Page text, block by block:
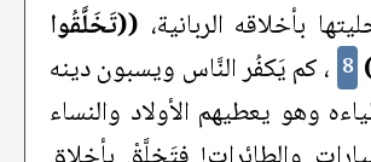
بأخلاقه الربانية، ((تَخَلَّقُوا
8 ، كم يَكفُر النَّاس ويسبون دينه
وهو يعطيهم الأولاد والنساء